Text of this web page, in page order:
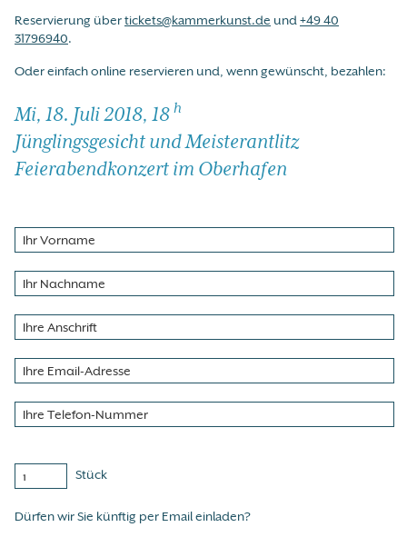
Reservierung übertickets@kammerkunst.de und+49 40
31796940.
Oder einfach online reservieren und, wenn gewünscht, bezahlen:
Mi, 18. Juli 2018, 18 h
Jünglingsgesicht und Meisterantlitz
Feierabendkonzert im Oberhafen
Stück
Dürfen wir Sie künftig per Email einladen?